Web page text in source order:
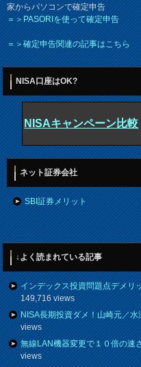
家からパソコンで確定申告
＝＞PASORIを使って確定申告
＝＞確定申告関連の記事はこちら
NISA口座はOK?
NISAキャンペーン比較
ネット証券会社
SBI証券メリット
↓よく読まれている記事
インデックス投資問題点デメリ
149,716 views
NISA長期投資ダメ！山崎元／
views
無線LAN機器変更で１０倍の速
views